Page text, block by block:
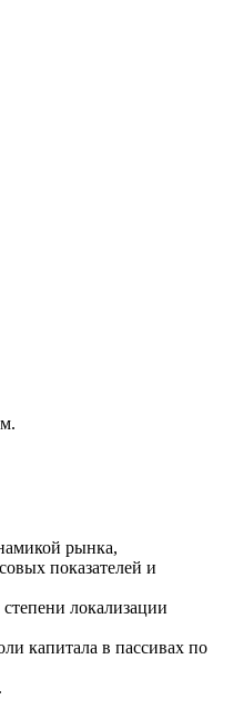
рынка,
показателей и
локализации
капитала в пассивах по